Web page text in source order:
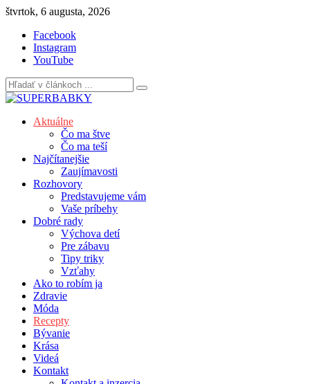
Skip
content
štvrtok, 6 augusta, 2026
Facebook
Instagram
YouTube
Aktuálne
Čo ma štve
Čo ma teší
Najčítanejšie
Zaujímavosti
Rozhovory
Predstavujeme vám
Vaše príbehy
Dobré rady
Výchova detí
Pre zábavu
Tipy triky
Vzťahy
Ako to robím ja
Zdravie
Móda
Recepty
Bývanie
Krása
Videá
Kontakt